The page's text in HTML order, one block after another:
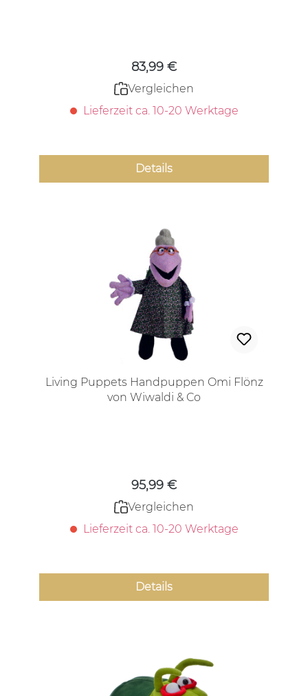
83,99 €
Vergleichen
Lieferzeit ca. 10-20 Werktage
Details
Living Puppets Handpuppen Omi Flönz
von Wiwaldi & Co
95,99 €
Vergleichen
Lieferzeit ca. 10-20 Werktage
Details